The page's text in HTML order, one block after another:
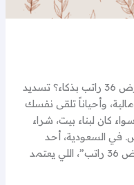
تسديد قرض 36 راتب كيف تسدد قرض 36 راتب بذكاء؟ تسديد
مالية، وأحياناً تلقى نفسك
كان لبناء بيت، شراء
في السعودية، أحد
أشهر أنواع القروض هو “تسديد قروض 36 راتب”، اللي يعتمد